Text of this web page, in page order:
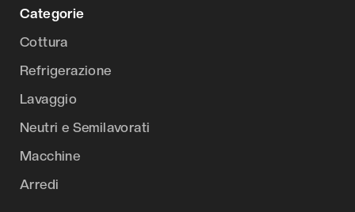
Categorie
Cottura
Refrigerazione
Lavaggio
Neutri e Semilavorati
Macchine
Arredi